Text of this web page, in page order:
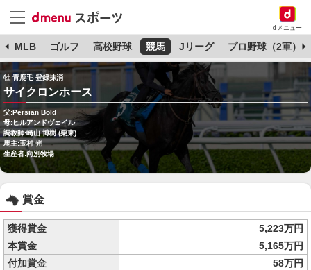
dメニュー
MLB ゴルフ 高校野球 競馬 Jリーグ プロ野球（2軍）
牡 青鹿毛 登録抹消
サイクロンホース
父:Persian Bold
母:ヒルアンドヴェイル
調教師:崎山 博樹 (栗東)
馬主:玉村 光
生産者:向別牧場
賞金
獲得賞金
5,223万円
本賞金
5,165万円
付加賞金
58万円